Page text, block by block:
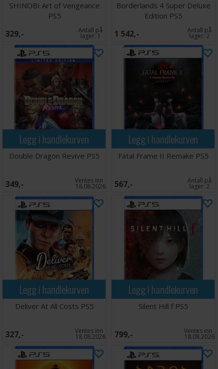
SHINOBI Art of Vengeance
PS5
329,- Antall på
lager:1
Borderlands 4 Super Deluxe
Edition PS5
1 542,- Antall på
lager:2
Legg i handlekurven
Double Dragon Revive PS5
349,- Ventes inn
18.08.2026
Legg i handlekurven
Fatal Frame II Remake PS5
567,- Antall på
lager:2
Legg i handlekurven
Deliver At All Costs PS5
327,- Ventes inn
18.08.2026
Legg i handlekurven
Silent Hill f PS5
799,- Ventes inn
18.08.2026